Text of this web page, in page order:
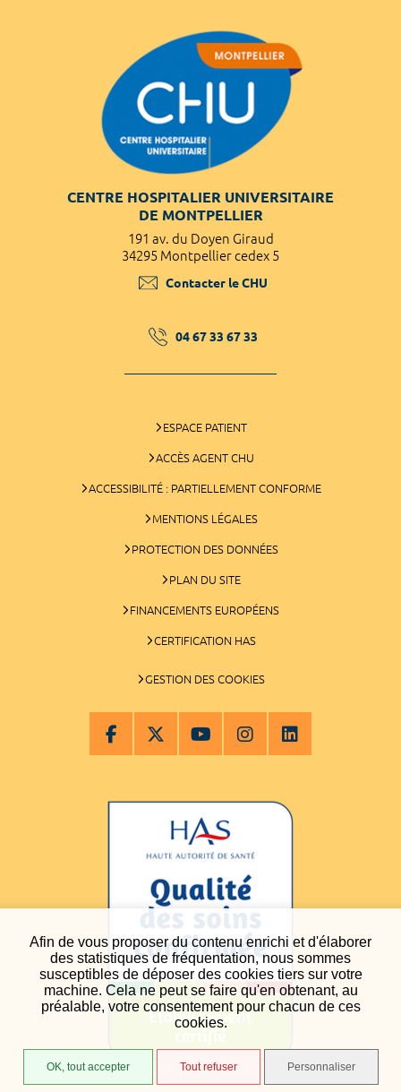
Afin de vous proposer du contenu enrichi et d'élaborer
des statistiques de fréquentation, nous sommes
susceptibles de déposer des cookies tiers sur votre
machine. Cela ne peut se faire qu'en obtenant, au
préalable, votre consentement pour chacun de ces
cookies.
OK, tout accepter Tout refuser Personnaliser
CENTRE HOSPITALIER UNIVERSITAIRE
DE MONTPELLIER
191 av. du Doyen Giraud
34295 Montpellier cedex 5
Contacter le CHU
04 67 33 67 33
ESPACE PATIENT
ACCÈS AGENT CHU
ACCESSIBILITÉ : PARTIELLEMENT CONFORME
MENTIONS LÉGALES
PROTECTION DES DONNÉES
PLAN DU SITE
FINANCEMENTS EUROPÉENS
CERTIFICATION HAS
GESTION DES COOKIES